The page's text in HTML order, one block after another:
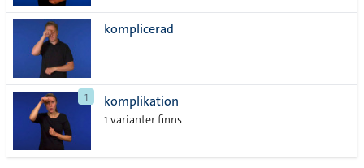
komplicerad
1 komplikation
1 varianter finns